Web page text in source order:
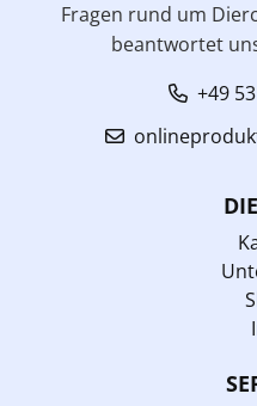
Fragen rund um
beantwortet
+49